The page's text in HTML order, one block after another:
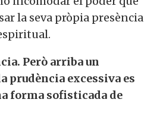
la seva pròpia presència
Però arriba un
prudència excessiva es
forma sofisticada de